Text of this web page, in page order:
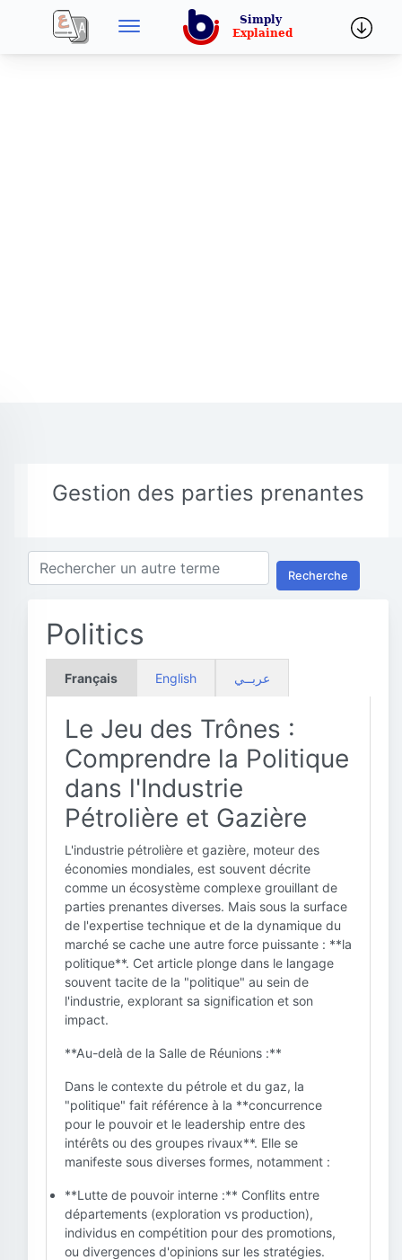
Gestion des parties prenantes
Recherche
Politics
Français English عربــي
Le Jeu des Trônes :
Comprendre la Politique
dans l'Industrie
Pétrolière et Gazière
L'industrie pétrolière et gazière, moteur des
économies mondiales, est souvent décrite
comme un écosystème complexe grouillant de
parties prenantes diverses. Mais sous la surface
de l'expertise technique et de la dynamique du
marché se cache une autre force puissante : **la
politique**. Cet article plonge dans le langage
souvent tacite de la "politique" au sein de
l'industrie, explorant sa signification et son
impact.
**Au-delà de la Salle de Réunions :**
Dans le contexte du pétrole et du gaz, la
"politique" fait référence à la **concurrence
pour le pouvoir et le leadership entre des
intérêts ou des groupes rivaux**. Elle se
manifeste sous diverses formes, notamment :
**Lutte de pouvoir interne :** Conflits entre
départements (exploration vs production),
individus en compétition pour des promotions,
ou divergences d'opinions sur les stratégies.